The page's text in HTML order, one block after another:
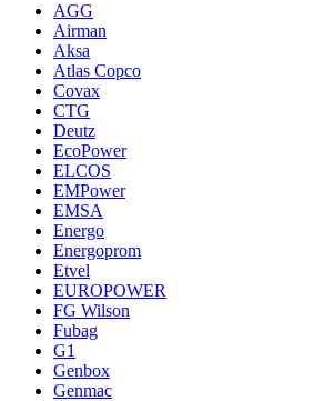
AGG
Airman
Aksa
Atlas Copco
Covax
CTG
Deutz
EcoPower
ELCOS
EMPower
EMSA
Energo
Energoprom
Etvel
EUROPOWER
FG Wilson
Fubag
G1
Genbox
Genmac